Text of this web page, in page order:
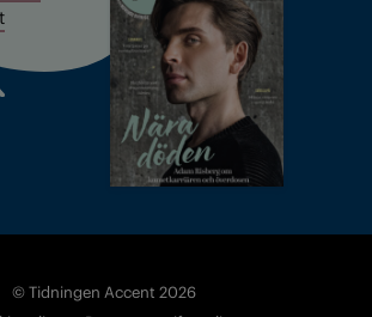
© Tidningen Accent 2026